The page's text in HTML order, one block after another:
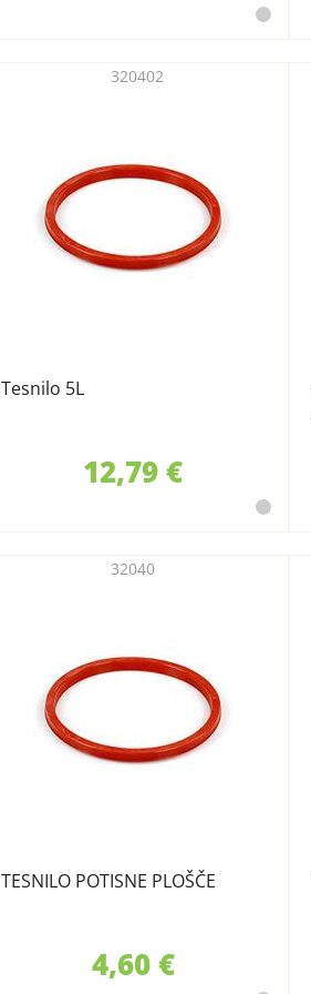
Tesnilo 5L
320402
12,79 €
TESNILO POTISNE PLOŠČE
32040
4,60 €